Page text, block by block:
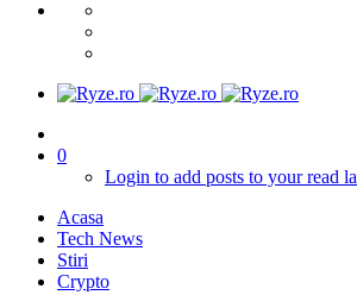
0
Login to add posts to your read
Acasa
Tech News
Stiri
Crypto